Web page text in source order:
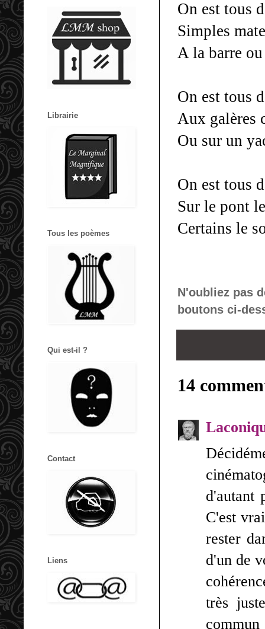
On est tous
Simples
A la barre
On est tous
Aux galères
Ou sur un
On est tous
Sur le pont
Certains le
N'oubliez pas
boutons ci-
14
d'autant
C'est
rester
d'un de
très
Librairie
Tous les poèmes
Qui est-il ?
Contact
Liens